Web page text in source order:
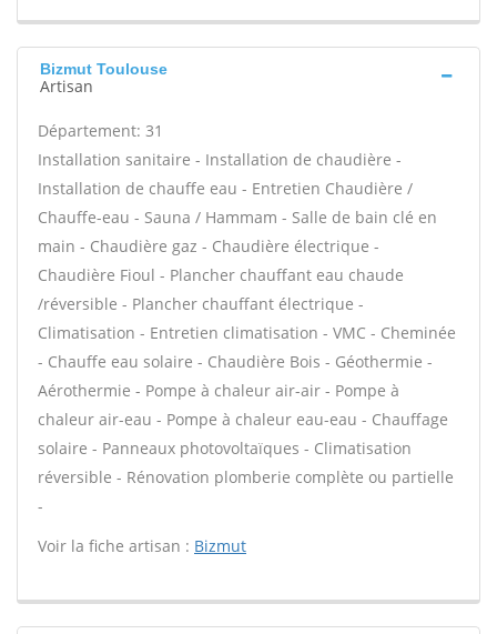
Bizmut Toulouse
Artisan
Département: 31
Installation sanitaire - Installation de chaudière -
Installation de chauffe eau - Entretien Chaudière /
Chauffe-eau - Sauna / Hammam - Salle de bain clé en
main - Chaudière gaz - Chaudière électrique -
Chaudière Fioul - Plancher chauffant eau chaude
/réversible - Plancher chauffant électrique -
Climatisation - Entretien climatisation - VMC - Cheminée
- Chauffe eau solaire - Chaudière Bois - Géothermie -
Aérothermie - Pompe à chaleur air-air - Pompe à
chaleur air-eau - Pompe à chaleur eau-eau - Chauffage
solaire - Panneaux photovoltaïques - Climatisation
réversible - Rénovation plomberie complète ou partielle
-
Voir la fiche artisan : Bizmut